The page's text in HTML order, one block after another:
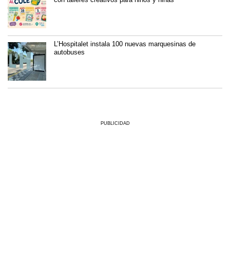
L’Hospitalet instala 100 nuevas marquesinas de
autobuses
PUBLICIDAD